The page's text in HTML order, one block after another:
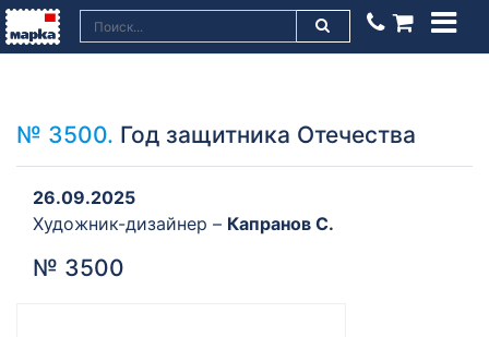
№ 3500. Год защитника Отечества
26.09.2025
Художник-дизайнер – Капранов С.
№ 3500